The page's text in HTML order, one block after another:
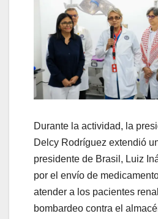
Durante la actividad, la
Delcy Rodríguez extendió
presidente de Brasil, Luiz
por el envío de
atender a los pacientes
bombardeo contra el